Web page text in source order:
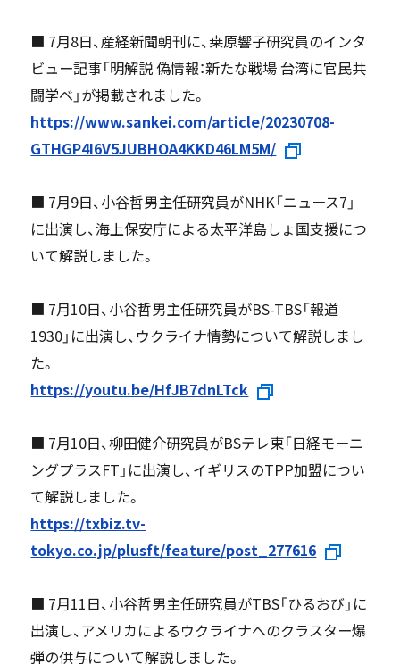
■ 7月8日、産経新聞朝刊に、桒原響子研究員のインタ
ビュー記事「明解説 偽情報：新たな戦場 台湾に官民共
闘学べ」が掲載されました。
https://www.sankei.com/article/20230708-
GTHGP4I6V5JUBHOA4KKD46LM5M/
■ 7月9日、小谷哲男主任研究員がNHK「ニュース7」
に出演し、海上保安庁による太平洋島しょ国支援につ
いて解説しました。
■ 7月10日、小谷哲男主任研究員がBS-TBS「報道
1930」に出演し、ウクライナ情勢について解説しまし
た。
https://youtu.be/HfJB7dnLTck
■ 7月10日、柳田健介研究員がBSテレ東「日経モーニ
ングプラスFT」に出演し、イギリスのTPP加盟につい
て解説しました。
https://txbiz.tv-
tokyo.co.jp/plusft/feature/post_277616
■ 7月11日、小谷哲男主任研究員がTBS「ひるおび」に
出演し、アメリカによるウクライナへのクラスター爆
弾の供与について解説しました。